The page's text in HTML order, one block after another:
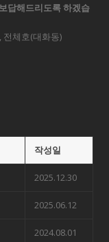
답해드리도록 하겠습
전체호(대화동)
작성일
2025.12.30
2025.06.12
2024.08.01